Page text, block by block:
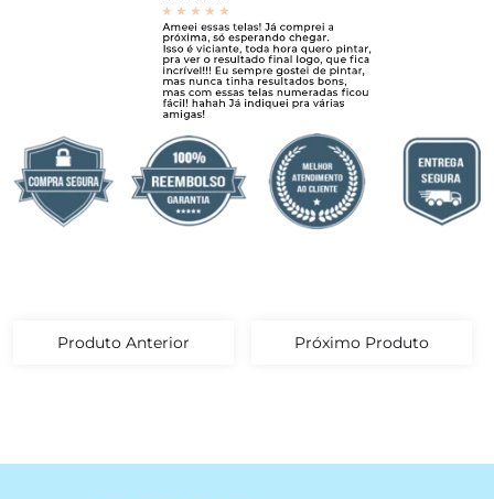
Produto Anterior Próximo Produto